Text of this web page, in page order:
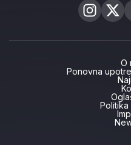
O
Ponovna
Politika